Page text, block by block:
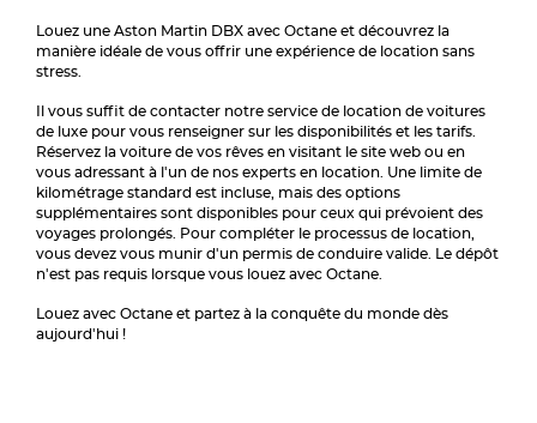
Louez une Aston Martin DBX avec Octane et découvrez la
manière idéale de vous offrir une expérience de location sans
stress.
Il vous suffit de contacter notre service de location de voitures
de luxe pour vous renseigner sur les disponibilités et les tarifs.
Réservez la voiture de vos rêves en visitant le site web ou en
vous adressant à l'un de nos experts en location. Une limite de
kilométrage standard est incluse, mais des options
supplémentaires sont disponibles pour ceux qui prévoient des
voyages prolongés. Pour compléter le processus de location,
vous devez vous munir d'un permis de conduire valide. Le dépôt
n'est pas requis lorsque vous louez avec Octane.
Louez avec Octane et partez à la conquête du monde dès
aujourd'hui !